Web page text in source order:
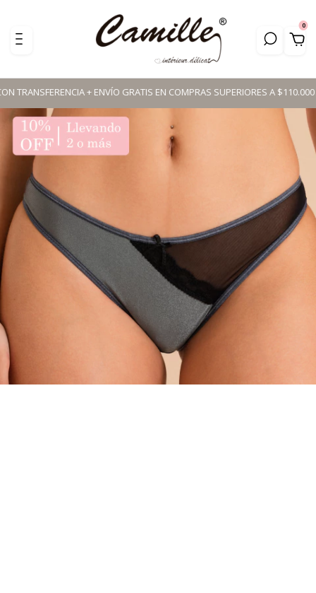
0
+ ENVÍO GRATIS EN COMPRAS SUPERIORES A $110.000 📦🚚